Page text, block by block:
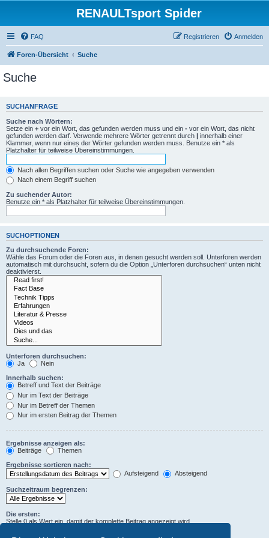
RENAULTsport Spider
FAQ Anmelden
Registrieren
Foren-Übersicht Suche
Suche
SUCHANFRAGE
Suche nach Wörtern:
Setze ein + vor ein Wort, das gefunden werden muss und ein - vor ein Wort, das nicht
gefunden werden darf. Verwende mehrere Wörter getrennt durch | innerhalb einer
Klammer, wenn nur eines der Wörter gefunden werden muss. Benutze ein * als
Platzhalter für teilweise Übereinstimmungen.
Nach allen Begriffen suchen oder Suche wie angegeben verwenden
Nach einem Begriff suchen
Zu suchender Autor:
Benutze ein * als Platzhalter für teilweise Übereinstimmungen.
SUCHOPTIONEN
Zu durchsuchende Foren:
Wähle das Forum oder die Foren aus, in denen gesucht werden soll. Unterforen werden
automatisch mit durchsucht, sofern du die Option „Unterforen durchsuchen“ unten nicht
deaktivierst.
Unterforen durchsuchen:
Ja
Nein
Innerhalb suchen:
Betreff und Text der Beiträge
Nur im Text der Beiträge
Nur im Betreff der Themen
Nur im ersten Beitrag der Themen
Ergebnisse anzeigen als:
Beiträge
Themen
Ergebnisse sortieren nach:
Aufsteigend
Absteigend
Suchzeitraum begrenzen:
Die ersten:
Stelle 0 als Wert ein, damit der komplette Beitrag angezeigt wird.